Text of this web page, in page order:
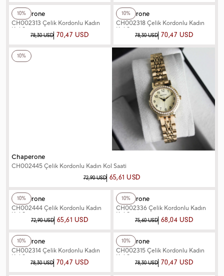
10%
Chaperone
CH002313 Çelik Kordonlu Kadın
Kol Saati
78,30 USD 70,47 USD
10%
Chaperone
CH002318 Çelik Kordonlu Kadın
Kol Saati
78,30 USD 70,47 USD
10%
Chaperone
CH002445 Çelik Kordonlu Kadın Kol Saati
72,90 USD 65,61 USD
10%
Chaperone
CH002444 Çelik Kordonlu Kadın
Kol Saati
72,90 USD 65,61 USD
10%
Chaperone
CH002336 Çelik Kordonlu Kadın
Kol Saati
75,60 USD 68,04 USD
10%
Chaperone
CH002314 Çelik Kordonlu Kadın
Kol Saati
78,30 USD 70,47 USD
10%
Chaperone
CH002315 Çelik Kordonlu Kadın
Kol Saati
78,30 USD 70,47 USD